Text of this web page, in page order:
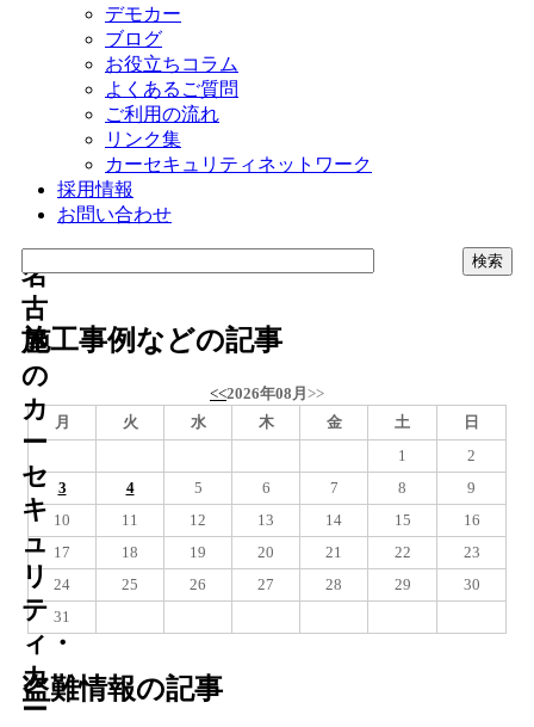
デモカー
ブログ
お役立ちコラム
よくあるご質問
ご利用の流れ
リンク集
カーセキュリティネットワーク
採用情報
お問い合わせ
名
古
屋
の
カ
ー
セ
キ
ュ
リ
テ
ィ・
カ
ー
施工事例などの記事
<<2026年08月 >>
月
火 水 木 金 土
日
1
2
3
4 5 6 7 8
9
10
11 12 13 14 15
16
17
18 19 20 21 22
23
24
25 26 27 28 29
30
31
盗難情報の記事